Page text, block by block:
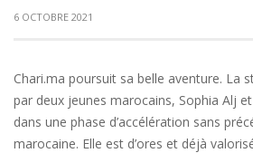
6 OCTOBRE 2021
Chari.ma poursuit sa belle aventure. La
par deux jeunes marocains, Sophia Alj
dans une phase d’accélération sans
marocaine. Elle est d’ores et déjà